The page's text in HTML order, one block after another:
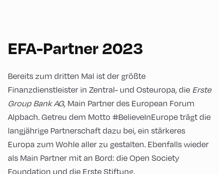
EFA-Partner 2023
Bereits zum dritten Mal ist der größte
Finanzdienstleister in Zentral- und Osteuropa, die Erste
Group Bank AG, Main Partner des European Forum
Alpbach. Getreu dem Motto #BelieveInEurope trägt die
langjährige Partnerschaft dazu bei, ein stärkeres
Europa zum Wohle aller zu gestalten. Ebenfalls wieder
als Main Partner mit an Bord: die Open Society
Foundation und die Erste Stiftung.